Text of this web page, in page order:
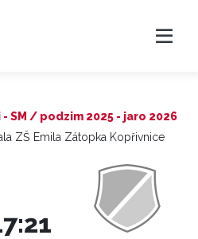
SM / podzim 2025 - jaro 2026
ZŠ Emila Zátopka Kopřivnice